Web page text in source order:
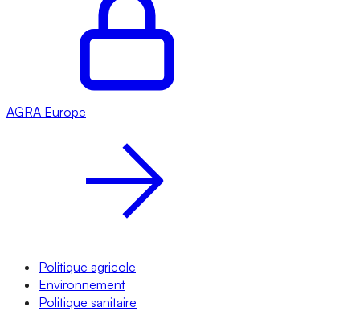
AGRA Europe
Politique agricole
Environnement
Politique sanitaire